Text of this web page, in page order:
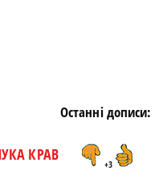
Останні дописи:
КРАВ
+3